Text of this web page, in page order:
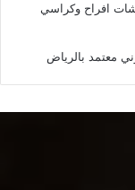
افراح وكراسي
معتمد بالرياض